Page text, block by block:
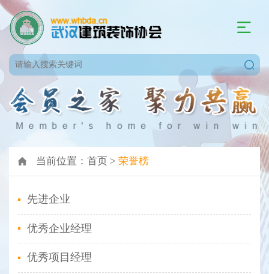
当前位置： 首页> 荣誉榜
先进企业
优秀企业经理
优秀项目经理